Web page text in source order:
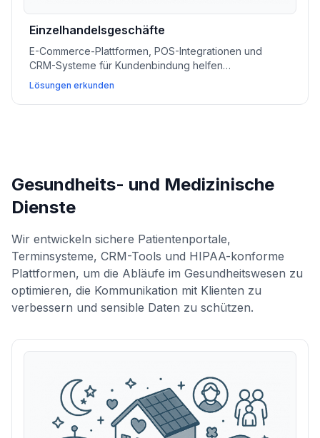
Einzelhandelsgeschäfte
E-Commerce-Plattformen, POS-Integrationen und
CRM-Systeme für Kundenbindung helfen
Einzelhandelsgeschäften, schneller zu wachsen, den
Lagerbestand einfach zu verwalten und ein nahtloses
Einkaufserlebnis zu schaffen.
Lösungen erkunden
Gesundheits- und Medizinische
Dienste
Wir entwickeln sichere Patientenportale,
Terminsysteme, CRM-Tools und HIPAA-konforme
Plattformen, um die Abläufe im Gesundheitswesen zu
optimieren, die Kommunikation mit Klienten zu
verbessern und sensible Daten zu schützen.